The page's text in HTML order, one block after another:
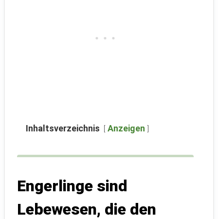
Inhaltsverzeichnis Anzeigen
Engerlinge sind
Lebewesen, die den